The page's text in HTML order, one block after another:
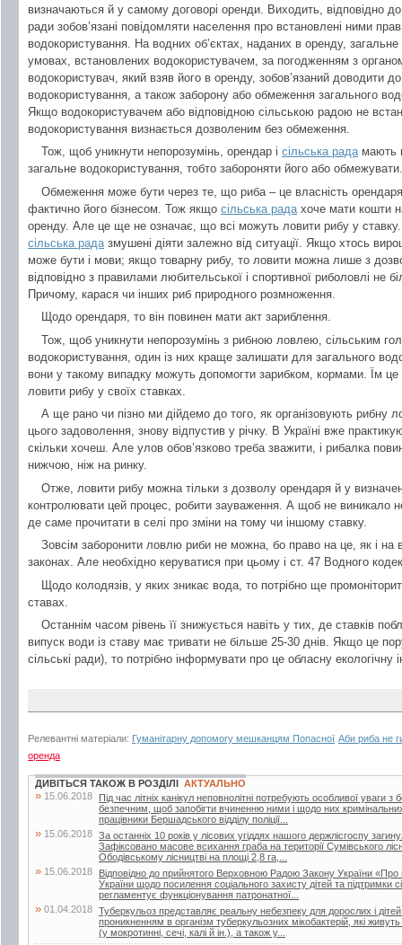
визначаються й у самому договорі оренди. Виходить, відповідно
ради зобов’язані повідомляти населення про встановлені ними
водокористування. На водних об’єктах, наданих в оренду,
умовах, встановлених водокористувачем, за погодженням з
водокористувач, який взяв його в оренду, зобов’язаний доводити
водокористування, а також заборону або обмеження загального
Якщо водокористувачем або відповідною сільською радою не
водокористування визнається дозволеним без обмеження.
Тож, щоб уникнути непорозумінь, орендар і сільська радамають
загальне водокористування, тобто забороняти його або обмежувати.
Обмеження може бути через те, що риба – це власність
фактично його бізнесом. Тож якщо сільська рада хоче мати кошти
оренду. Але це ще не означає, що всі можуть ловити рибу у
сільська рада змушені діяти залежно від ситуації. Якщо хтось
може бути і мови; якщо товарну рибу, то ловити можна лише з
відповідно з правилами любительської і спортивної риболовлі не
Причому, карася чи інших риб природного розмноження.
Щодо орендаря, то він повинен мати акт зариблення.
Тож, щоб уникнути непорозумінь з рибною ловлею, сільським
водокористування, один із них краще залишати для загального
вони у такому випадку можуть допомогти зарибком, кормами. Їм це
ловити рибу у своїх ставках.
А ще рано чи пізно ми дійдемо до того, як організовують рибну
цього задоволення, знову відпустив у річку. В Україні вже
скільки хочеш. Але улов обов’язково треба зважити, і рибалка
нижчою, ніж на ринку.
Отже, ловити рибу можна тільки з дозволу орендаря й у
контролювати цей процес, робити зауваження. А щоб не виникало
де саме прочитати в селі про зміни на тому чи іншому ставку.
Зовсім заборонити ловлю риби не можна, бо право на це, як і на
законах. Але необхідно керуватися при цьому і ст. 47 Водного
Щодо колодязів, у яких зникає вода, то потрібно ще
ставах.
Останнім часом рівень її знижується навіть у тих, де ставків
випуск води із ставу має тривати не більше 25-30 днів. Якщо це
сільські ради), то потрібно інформувати про це обласну екологічну
Релевантні матеріали: Гуманітарну допомогу мешканцям Попасної Аби риба не
оренда
ДИВІТЬСЯ ТАКОЖ В РОЗДІЛІ АКТУАЛЬНО
» 15.06.2018
Під час літніх канікул неповнолітні потребують особливої уваги
безпечним, щоб запобігти вчиненню ними і щодо них
працівники Бершадського відділу поліції...
» 15.06.2018 За останніх 10 років у лісових угіддях нашого держлісгоспу
Зафіксовано масове всихання граба на території Сумівського
Ободівському лісництві на площі 2,8 га,...
» 15.06.2018
Відповідно до прийнятого Верховною Радою Закону України «Про
України щодо посилення соціального захисту дітей та підтримки
регламентує функціонування патронатної...
» 01.04.2018 Туберкульоз представляє реальну небезпеку для дорослих і
проникненням в організм туберкульозних мікобактерій, які
(у мокротинні, сечі, калі й ін.), а також у...